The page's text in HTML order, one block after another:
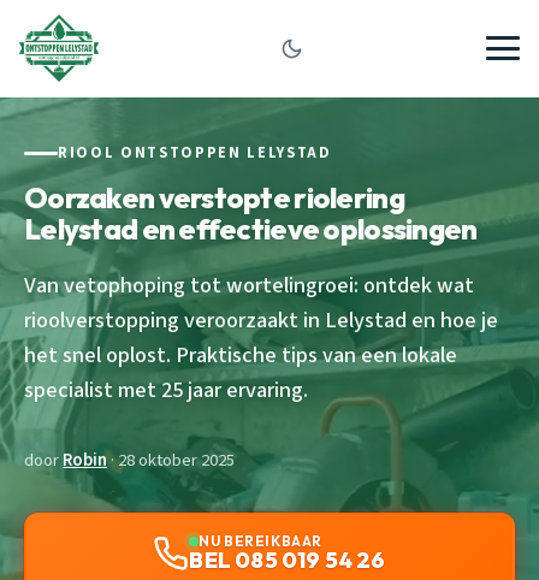
RIOOL ONTSTOPPEN LELYSTAD
Oorzaken verstopte riolering
Lelystad en effectieve oplossingen
Van vetophoping tot wortelingroei: ontdek wat
rioolverstopping veroorzaakt in Lelystad en hoe je
het snel oplost. Praktische tips van een lokale
specialist met 25 jaar ervaring.
doorRobin· 28 oktober 2025
NU BEREIKBAAR
BEL 085 019 54 26